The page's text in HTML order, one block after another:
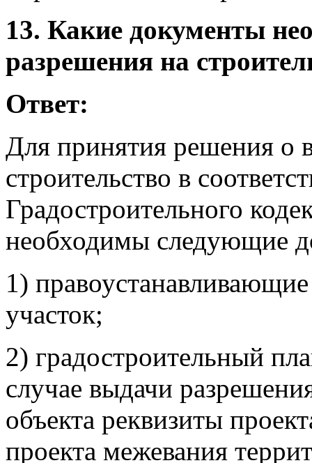
13. Какие документы
разрешения на
Ответ:
Для принятия решения о
строительство в
Градостроительного
необходимы следующие
1)
участок;
2) градостроительный
случае выдачи
объекта реквизиты
проекта межевания